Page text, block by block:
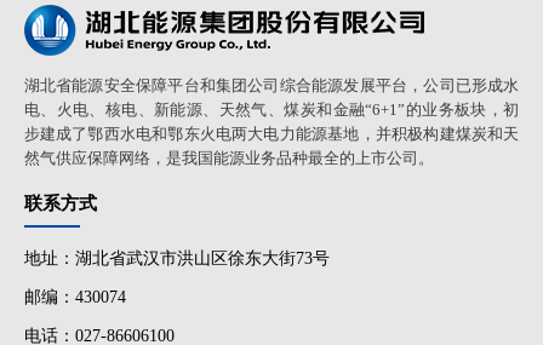
湖北省能源安全保障平台和集团公司综合能源发展平台，公司已形成水
电、火电、核电、新能源、天然气、煤炭和金融“6+1”的业务板块，初
步建成了鄂西水电和鄂东火电两大电力能源基地，并积极构建煤炭和天
然气供应保障网络，是我国能源业务品种最全的上市公司。
联系方式
地址：湖北省武汉市洪山区徐东大街73号
邮编：430074
电话：027-86606100